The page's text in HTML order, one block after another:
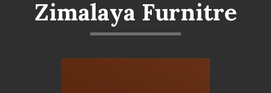
Zimalaya Furnitre